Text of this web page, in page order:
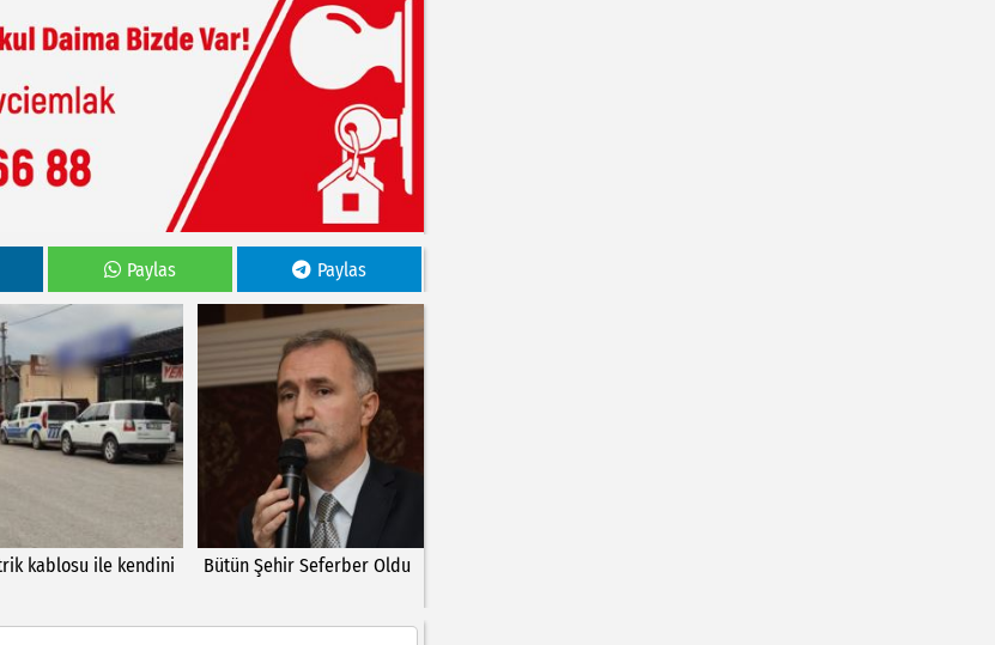
Paylas Paylas
kablosu ile kendini
Bütün Şehir Seferber Oldu